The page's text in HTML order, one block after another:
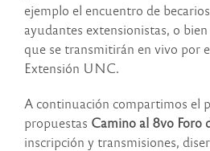
ejemplo el encuentro de
ayudantes extensionistas, o
que se transmitirán en vivo por
Extensión UNC.
A continuación compartimos el
propuestas Camino al 8vo Foro
inscripción y transmisiones,